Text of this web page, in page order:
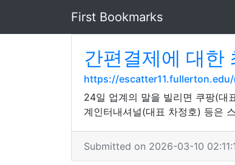
First Bookmarks
간편결제에 대한
https://
24일 업계의 말을 빌리면 쿠팡(대
계인터내셔널(대표 차정호) 등은
Submitted on 2026-03-10